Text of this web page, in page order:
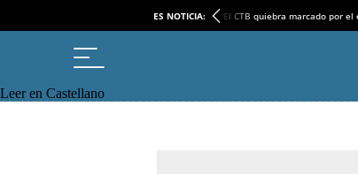
ES NOTICIA: El CTB quiebra marcado por
Leer en Castellano